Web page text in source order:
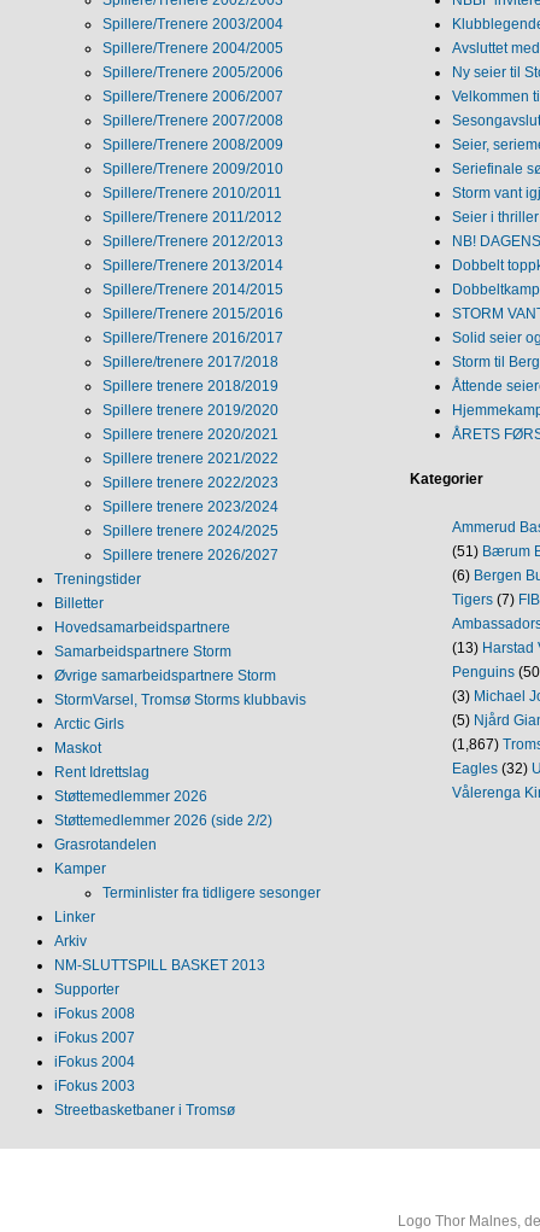
Spillere/Trenere 2003/2004
Spillere/Trenere 2004/2005
Spillere/Trenere 2005/2006
Spillere/Trenere 2006/2007
Spillere/Trenere 2007/2008
Spillere/Trenere 2008/2009
Spillere/Trenere 2009/2010
Spillere/Trenere 2010/2011
Spillere/Trenere 2011/2012
Spillere/Trenere 2012/2013
Spillere/Trenere 2013/2014
Spillere/Trenere 2014/2015
Spillere/Trenere 2015/2016
Spillere/Trenere 2016/2017
Spillere/trenere 2017/2018
Spillere trenere 2018/2019
Spillere trenere 2019/2020
Spillere trenere 2020/2021
Spillere trenere 2021/2022
Spillere trenere 2022/2023
Spillere trenere 2023/2024
Spillere trenere 2024/2025
Spillere trenere 2026/2027
Treningstider
Billetter
Hovedsamarbeidspartnere
Samarbeidspartnere Storm
Øvrige samarbeidspartnere Storm
StormVarsel, Tromsø Storms klubbavis
Arctic Girls
Maskot
Rent Idrettslag
Støttemedlemmer 2026
Støttemedlemmer 2026 (side 2/2)
Grasrotandelen
Kamper
Terminlister fra tidligere sesonger
Linker
Arkiv
NM‐SLUTTSPILL BASKET 2013
Supporter
iFokus 2008
iFokus 2007
iFokus 2004
iFokus 2003
Streetbasketbaner i Tromsø
Avsluttet
Ny seier til
Velkommen
Seier,
Seriefinale
Storm vant
Seier i
NB!
Dobbelt
STORM
Solid seier
Storm til
Åttende
ÅRETS
Kategorier
Ammerud
(51) Bærum
(6) Bergen
Tigers (7)
(13) Harstad
Penguins
(3) Michael
(5) Njård
(1,867)
Eagles (32)
Vålerenga
Logo Thor Malnes,